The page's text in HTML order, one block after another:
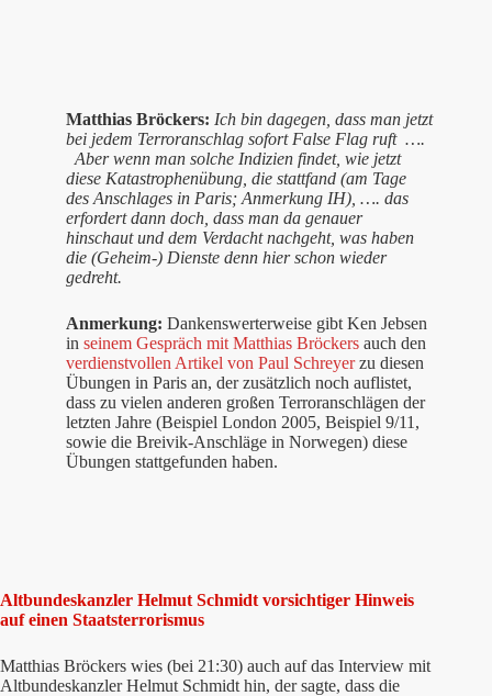
Matthias Bröckers: Ich bin dagegen, dass man jetzt
bei jedem Terroranschlag sofort False Flag ruft ….
Aber wenn man solche Indizien findet, wie jetzt
diese Katastrophenübung, die stattfand (am Tage
des Anschlages in Paris; Anmerkung IH), …. das
erfordert dann doch, dass man da genauer
hinschaut und dem Verdacht nachgeht, was haben
die (Geheim-) Dienste denn hier schon wieder
gedreht.
Anmerkung: Dankenswerterweise gibt Ken Jebsen
in seinem Gespräch mit Matthias Bröckers auch den
verdienstvollen Artikel von Paul Schreyerzu diesen
Übungen in Paris an, der zusätzlich noch auflistet,
dass zu vielen anderen großen Terroranschlägen der
letzten Jahre (Beispiel London 2005, Beispiel 9/11,
sowie die Breivik-Anschläge in Norwegen) diese
Übungen stattgefunden haben.
Altbundeskanzler Helmut Schmidt vorsichtiger Hinweis
auf einen Staatsterrorismus
Matthias Bröckers wies (bei 21:30) auch auf das Interview mit
Altbundeskanzler Helmut Schmidt hin, der sagte, dass die